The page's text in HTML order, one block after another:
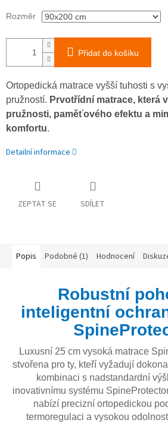
Rozměr
Přidat do košíku
Ortopedická matrace vyšší tuhosti s
pružností. Prvotřídní matrace, která
pružnosti, paměťového efektu a
komfortu.
Detailní informace
ZEPTAT SE SDÍLET
Popis Podobné (1) Hodnocení
Robustní
inteligentní
Luxusní 25 cm vysoká matrace
stvořena pro ty, kteří vyžadují
kombinaci s nadstandardní
inovativnímu systému
nabízí precizní ortopedickou
termoregulaci a vysokou